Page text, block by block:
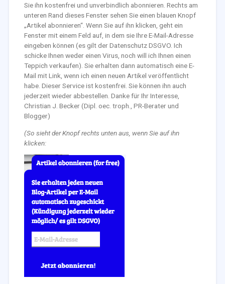
Sie ihn kostenfrei und unverbindlich abonnieren. Rechts am
unteren Rand dieses Fenster sehen Sie einen blauen Knopf
„Artikel abonnieren“. Wenn Sie auf ihn klicken, geht ein
Fenster mit einem Feld auf, in dem sie Ihre E-Mail-Adresse
eingeben können (es gilt der Datenschutz DSGVO. Ich
schicke Ihnen weder einen Virus, noch will ich Ihnen einen
Teppich verkaufen). Sie erhalten dann automatisch eine E-
Mail mit Link, wenn ich einen neuen Artikel veröffentlicht
habe. Dieser Service ist kostenfrei. Sie können ihn auch
jederzeit wieder abbestellen. Danke für Ihr Interesse,
Christian J. Becker (Dipl. oec. troph., PR-Berater und
Blogger)
(So sieht der Knopf rechts unten aus, wenn Sie auf ihn
klicken: